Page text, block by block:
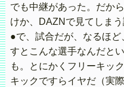
でも中継があった。だか
けか、DAZNで見てしまう
●で、試合だが、なるほ
すとこんな選手なんだと
も。とにかくフリーキッ
キックですらイヤだ（実